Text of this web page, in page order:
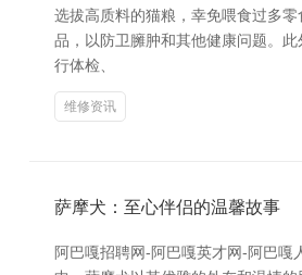
选拔高质料的猫粮，幸免喂食过多
品，以防卫臃肿和其他健康问题。
行体检、
维修资讯
萨摩犬：至心伴侣的温馨故事
阿巴嘎招聘网-阿巴嘎英才网-阿巴嘎